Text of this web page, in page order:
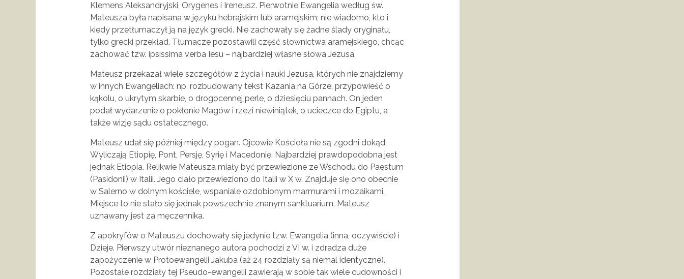
Klemens Aleksandryjski, Orygenes i Ireneusz. Pierwotnie Ewangelia według św.
Mateusza była napisana w języku hebrajskim lub aramejskim; nie wiadomo, kto i
kiedy przetłumaczył ją na język grecki. Nie zachowały się żadne ślady oryginału,
tylko grecki przekład. Tłumacze pozostawili część słownictwa aramejskiego, chcąc
zachować tzw. ipsissima verba Iesu – najbardziej własne słowa Jezusa.
Mateusz przekazał wiele szczegółów z życia i nauki Jezusa, których nie znajdziemy
w innych Ewangeliach: np. rozbudowany tekst Kazania na Górze, przypowieść o
kąkolu, o ukrytym skarbie, o drogocennej perle, o dziesięciu pannach. On jeden
podał wydarzenie o pokłonie Magów i rzezi niewiniątek, o ucieczce do Egiptu, a
także wizję sądu ostatecznego.
Mateusz udał się później między pogan. Ojcowie Kościoła nie są zgodni dokąd.
Wyliczają Etiopię, Pont, Persję, Syrię i Macedonię. Najbardziej prawdopodobna jest
jednak Etiopia. Relikwie Mateusza miały być przewiezione ze Wschodu do Paestum
(Pasidonii) w Italii. Jego ciało przewieziono do Italii w X w. Znajduje się ono obecnie
w Salerno w dolnym kościele, wspaniale ozdobionym marmurami i mozaikami.
Miejsce to nie stało się jednak powszechnie znanym sanktuarium. Mateusz
uznawany jest za męczennika.
Z apokryfów o Mateuszu dochowały się jedynie tzw. Ewangelia (inna, oczywiście) i
Dzieje. Pierwszy utwór nieznanego autora pochodzi z VI w. i zdradza duże
zapożyczenie w Protoewangelii Jakuba (aż 24 rozdziały są niemal identyczne).
Pozostałe rozdziały tej Pseudo-ewangelii zawierają w sobie tak wiele cudowności i